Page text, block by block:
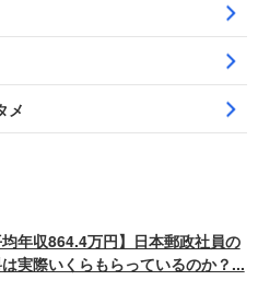
メ
均年収864.4万円】日本郵政社員の
実際いくらもらっているのか？...